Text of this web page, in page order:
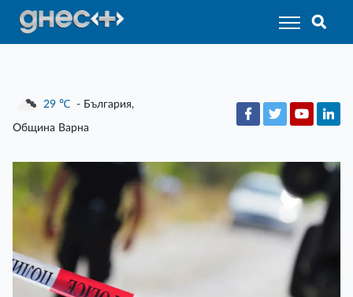
29 ℃ - България,
Община Варна